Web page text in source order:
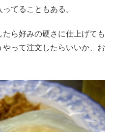
てることもある。
ら好みの硬さに仕上げても
って注文したらいいか、お